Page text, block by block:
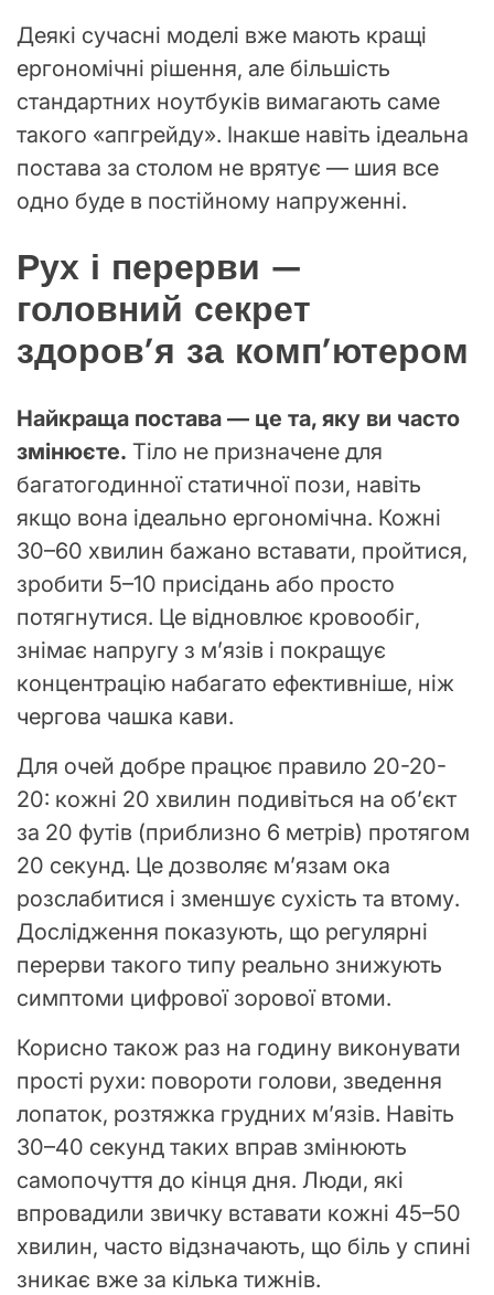
Деякі сучасні моделі вже мають кращі
ергономічні рішення, але більшість
стандартних ноутбуків вимагають саме
такого «апгрейду». Інакше навіть ідеальна
постава за столом не врятує — шия все
одно буде в постійному напруженні.
Рух і перерви —
головний секрет
здоров’я за комп’ютером
Найкраща постава — це та, яку ви часто
змінюєте. Тіло не призначене для
багатогодинної статичної пози, навіть
якщо вона ідеально ергономічна. Кожні
30–60 хвилин бажано вставати, пройтися,
зробити 5–10 присідань або просто
потягнутися. Це відновлює кровообіг,
знімає напругу з м’язів і покращує
концентрацію набагато ефективніше, ніж
чергова чашка кави.
Для очей добре працює правило 20-20-
20: кожні 20 хвилин подивіться на об’єкт
за 20 футів (приблизно 6 метрів) протягом
20 секунд. Це дозволяє м’язам ока
розслабитися і зменшує сухість та втому.
Дослідження показують, що регулярні
перерви такого типу реально знижують
симптоми цифрової зорової втоми.
Корисно також раз на годину виконувати
прості рухи: повороти голови, зведення
лопаток, розтяжка грудних м’язів. Навіть
30–40 секунд таких вправ змінюють
самопочуття до кінця дня. Люди, які
впровадили звичку вставати кожні 45–50
хвилин, часто відзначають, що біль у спині
зникає вже за кілька тижнів.